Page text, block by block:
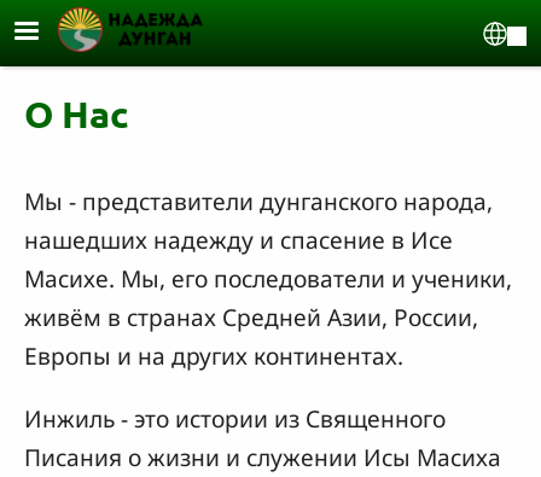
Перейти к основному содержанию
О Нас
Мы - представители дунганского народа,
нашедших надежду и спасение в Исе
Масихе. Мы, его последователи и ученики,
живём в странах Средней Азии, России,
Европы и на других континентах.
Инжиль - это истории из Священного
Писания о жизни и служении Исы Масиха